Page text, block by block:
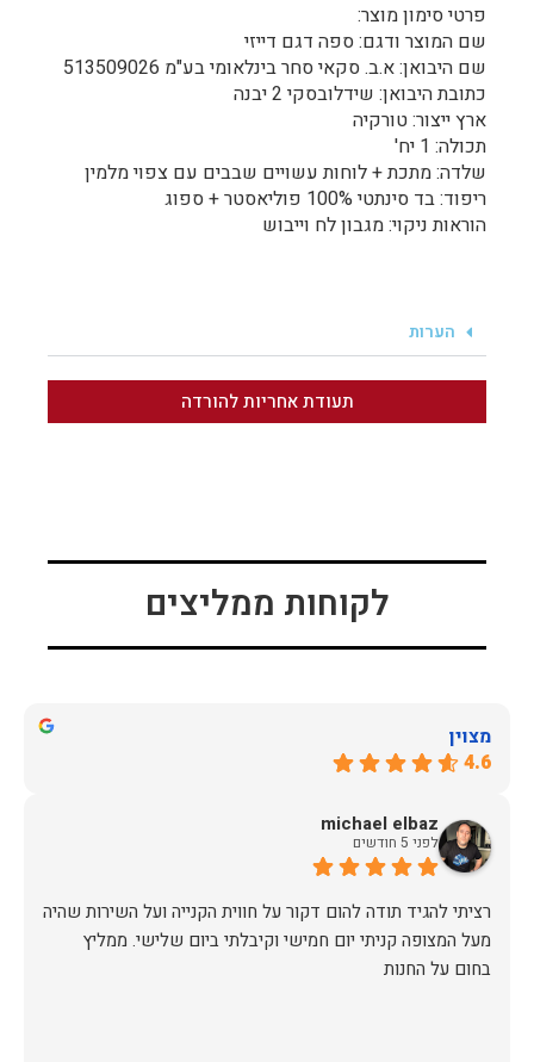
פרטי סימון מוצר:
שם המוצר ודגם: ספה דגם דייזי
שם היבואן: א.ב. סקאי סחר בינלאומי בע"מ 513509026
כתובת היבואן: שידלובסקי 2 יבנה
ארץ ייצור: טורקיה
תכולה: 1 יח'
שלדה: מתכת + לוחות עשויים שבבים עם צפוי מלמין
ריפוד: בד סינתטי 100% פוליאסטר + ספוג
הוראות ניקוי: מגבון לח וייבוש
הערות
תעודת אחריות להורדה
לקוחות ממליצים
מצוין
4.6
michael elbaz
לפני 5 חודשים
רציתי להגיד תודה להום דקור על חווית הקנייה ועל השירות שהיה
מעל המצופה קניתי יום חמישי וקיבלתי ביום שלישי. ממליץ
בחום על החנות